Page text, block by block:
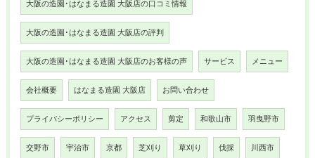
大阪の造園･はなまる造園 大阪店の口コミ情報
大阪の造園･はなまる造園 大阪店の評判
大阪の造園･はなまる造園 大阪店のお客様の声 サービス メニュー
会社概要 はなまる造園 大阪店 お問い合わせ
プライバシーポリシー アクセス 剪定 和歌山市 羽曳野市
交野市 宇治市 京都 芝刈り 草刈り 伐採 川西市